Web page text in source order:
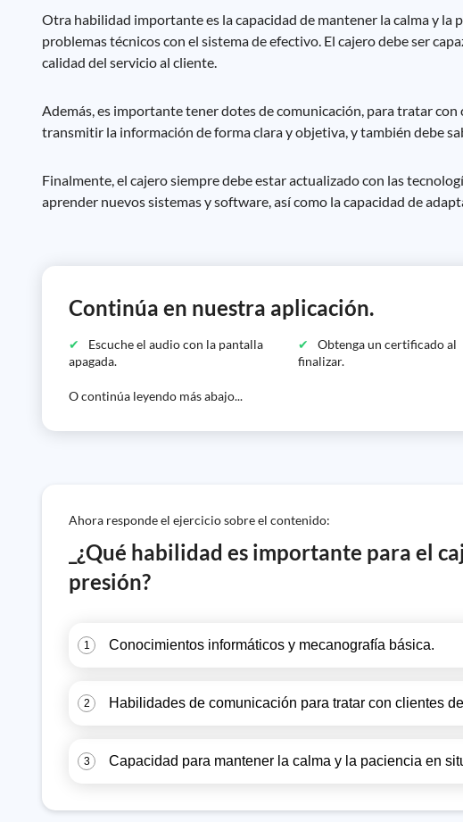
Otra habilidad importante es la capacidad de mantener la calma y
problemas técnicos con el sistema de efectivo. El cajero debe ser
calidad del servicio al cliente.
Además, es importante tener dotes de comunicación, para tratar
transmitir la información de forma clara y objetiva, y también debe
Finalmente, el cajero siempre debe estar actualizado con las
aprender nuevos sistemas y software, así como la capacidad de
Continúa en nuestra aplicación.
Escuche el audio con la pantalla
apagada.
Obtenga un certificado al
finalizar.
O continúa leyendo más abajo...
Ahora responde el ejercicio sobre el contenido:
_¿Qué habilidad es importante para el
presión?
1 Conocimientos informáticos y mecanografía básica.
2 Habilidades de comunicación para tratar con clientes
3 Capacidad para mantener la calma y la paciencia en